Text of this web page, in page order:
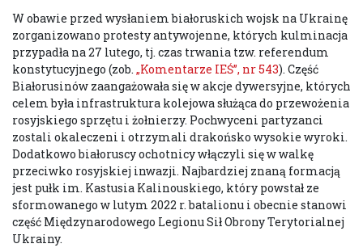
W obawie przed wysłaniem białoruskich wojsk na Ukrainę
zorganizowano protesty antywojenne, których kulminacja
przypadła na 27 lutego, tj. czas trwania tzw. referendum
konstytucyjnego (zob. „Komentarze IEŚ”, nr 543). Część
Białorusinów zaangażowała się w akcje dywersyjne, których
celem była infrastruktura kolejowa służąca do przewożenia
rosyjskiego sprzętu i żołnierzy. Pochwyceni partyzanci
zostali okaleczeni i otrzymali drakońsko wysokie wyroki.
Dodatkowo białoruscy ochotnicy włączyli się w walkę
przeciwko rosyjskiej inwazji. Najbardziej znaną formacją
jest pułk im. Kastusia Kalinouskiego, który powstał ze
sformowanego w lutym 2022 r. batalionu i obecnie stanowi
część Międzynarodowego Legionu Sił Obrony Terytorialnej
Ukrainy.